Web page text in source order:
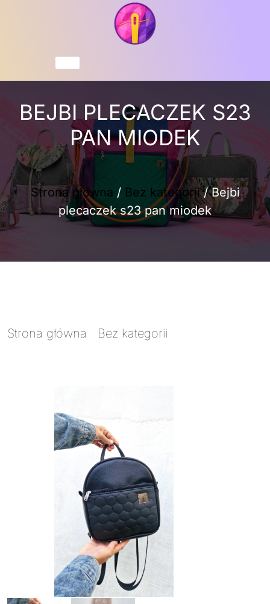
BEJBI PLECACZEK S23
PAN MIODEK
Strona główna / Bez kategorii/ Bejbi
plecaczek s23 pan miodek
Strona główna Bez kategorii